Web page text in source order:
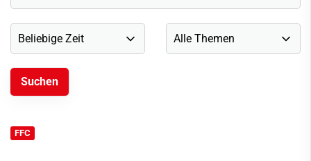
FFC